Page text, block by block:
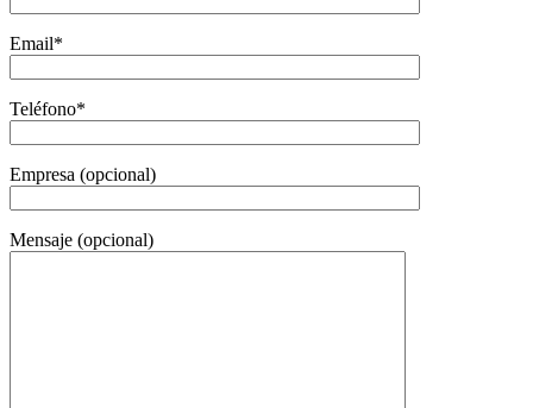
Email*
Teléfono*
Empresa (opcional)
Mensaje (opcional)